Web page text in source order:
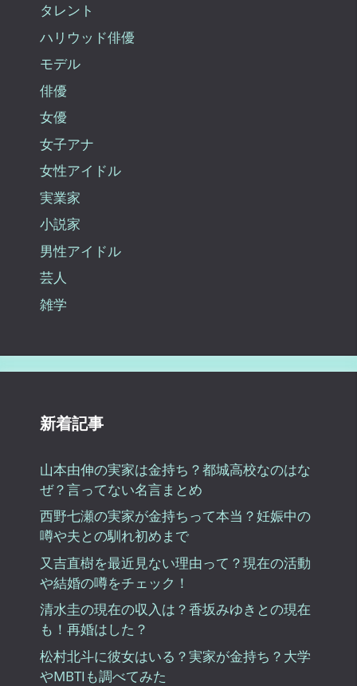
タレント
ハリウッド俳優
モデル
俳優
女優
女子アナ
女性アイドル
実業家
小説家
男性アイドル
芸人
雑学
新着記事
山本由伸の実家は金持ち？都城高校なのはな
ぜ？言ってない名言まとめ
西野七瀬の実家が金持ちって本当？妊娠中の
噂や夫との馴れ初めまで
又吉直樹を最近見ない理由って？現在の活動
や結婚の噂をチェック！
清水圭の現在の収入は？香坂みゆきとの現在
も！再婚はした？
松村北斗に彼女はいる？実家が金持ち？大学
やMBTIも調べてみた